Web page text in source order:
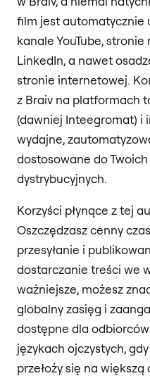
film jest automatycznie
kanale YouTube,
LinkedIn, a nawet
stronie internetowej.
z Braiv na platformach
(dawniej Inteegromat) i
wydajne,
dostosowane do
dystrybucyjnych.
Korzyści płynące z tej
Oszczędzasz cenny
przesyłanie i
dostarczanie treści we
ważniejsze, możesz
globalny zasięg i
dostępne dla
językach ojczystych,
przełoży się na